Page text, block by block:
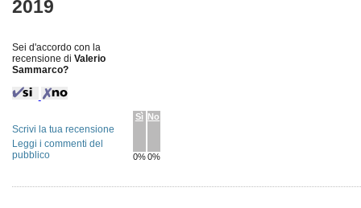
2019
Sei d'accordo con la
recensione di Valerio
Sammarco?
Sì
0%
No
0%
Scrivi la tua recensione
Leggi i commenti del
pubblico